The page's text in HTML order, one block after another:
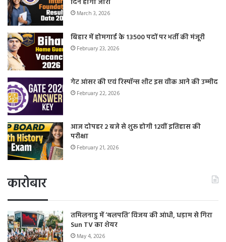
दिन होगा जारी
March 3, 2026
बिहार में होमगार्ड के 13500 पदों पर भर्ती की मंजूरी
February 23, 2026
गेट आंसर की एवं रिस्पॉन्स शीट इस वीक आने की उम्मीद
February 22, 2026
आज दोपहर 2 बजे से शुरू होगी 12वीं इतिहास की
परीक्षा
February 21, 2026
कारोबार
तमिलनाडु में ‘थलपति’ विजय की आंधी, धड़ाम से गिरा
Sun TV का शेयर
May 4, 2026